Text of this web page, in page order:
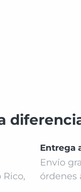
Entrega
Envío
órdenes